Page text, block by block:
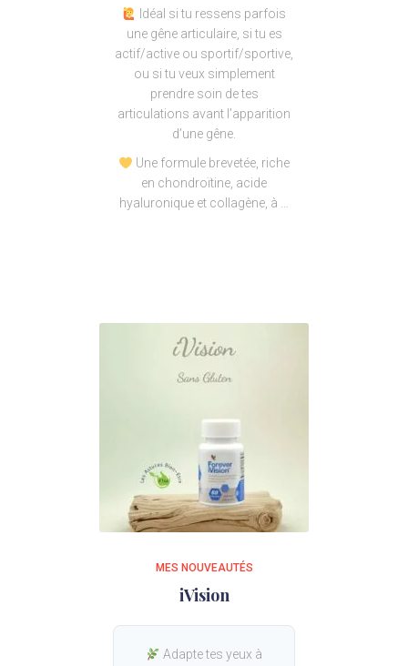
Idéal si tu ressens parfois
une gêne articulaire, si tu es
actif/active ou sportif/sportive,
ou si tu veux simplement
prendre soin de tes
articulations avant l’apparition
d’une gêne.
Une formule brevetée, riche
en chondroïtine, acide
hyaluronique et collagène, à …
MES NOUVEAUTÉS
iVision
Adapte tes yeux à